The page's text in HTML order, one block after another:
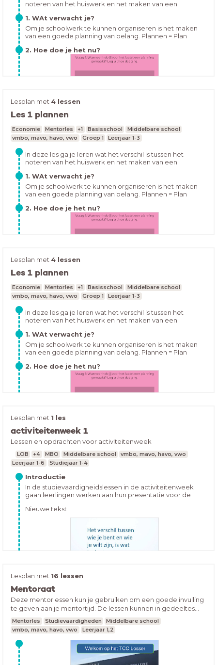
noteren van het huiswerk en het maken van een
overzichtelijke planning kan maken en hoe je dit kunt
volhouden.
1. WAt verwacht je?
Om je schoolwerk te kunnen organiseren is het maken
van een goede planning van belang. Plannen = Plan
plannen zo belangrijk?
2. Hoe doe je het nu?
Hoe houd jij je huiswerk bij op dit moment? Open de les
en vul in:
Lesplan met 4 lessen
Les 1 plannen
Economie Mentorles +1 Basisschool
Middelbare school
vmbo, mavo, havo, vwo
Groep 1 Leerjaar 1-3
In deze les ga je leren wat het verschil is tussen het
noteren van het huiswerk en het maken van een
overzichtelijke planning kan maken en hoe je dit kunt
volhouden.
1. WAt verwacht je?
Om je schoolwerk te kunnen organiseren is het maken
van een goede planning van belang. Plannen = Plan
plannen zo belangrijk?
2. Hoe doe je het nu?
Hoe houd jij je huiswerk bij op dit moment? Open de les
en vul in:
Lesplan met 4 lessen
Les 1 plannen
Economie Mentorles +1 Basisschool
Middelbare school
vmbo, mavo, havo, vwo
Groep 1 Leerjaar 1-3
In deze les ga je leren wat het verschil is tussen het
noteren van het huiswerk en het maken van een
overzichtelijke planning kan maken en hoe je dit kunt
volhouden.
1. WAt verwacht je?
Om je schoolwerk te kunnen organiseren is het maken
van een goede planning van belang. Plannen = Plan
plannen zo belangrijk?
2. Hoe doe je het nu?
Hoe houd jij je huiswerk bij op dit moment? Open de les
en vul in:
Lesplan met 1 les
activiteitenweek 1
Lessen en opdrachten voor activiteitenweek
LOB +4 MBO Middelbare school
vmbo, mavo, havo, vwo
Leerjaar 1-6
Studiejaar 1-4
Introductie
In de studievaardigheidslessen in de activiteitenweek
gaan leerlingen werken aan hun presentatie voor de
krijgen de leerlingen uitleg over de
driehoeksgesprekken, daarna krijgen ze uitleg over
Nieuwe tekst
Lesplan met 16 lessen
Mentoraat
Deze mentorlessen kun je gebruiken om een goede invulling
te geven aan je mentortijd. De lessen kunnen in gedeeltes
gegeven worden, je kunt ze aanpassen zoals jij ze wilt
gebruiken.
Mentorles Studievaardigheden
Middelbare school
vmbo, mavo, havo, vwo
Leerjaar 1,2